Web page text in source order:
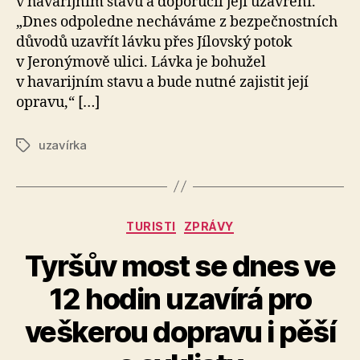
„Dnes odpoledne necháváme z bezpečnostních
důvodů uzavřít lávku přes Jílovský potok
v Jeronýmově ulici. Lávka je bohužel
v havarijním stavu a bude nutné zajistit její
opravu,“ […]
Štítkyuzavírka
Rubriky
TURISTI ZPRÁVY
Tyršův most se dnes ve
12 hodin uzavírá pro
veškerou dopravu i pěší
u